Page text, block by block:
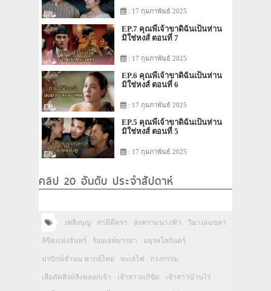
: 17 กุมภาพันธ์ 2025
EP.7 คุณพี่เจ้าขาดิฉันเป็นห่าน
มิใช่หงส์ ตอนที่ 7
: 17 กุมภาพันธ์ 2025
EP.6 คุณพี่เจ้าขาดิฉันเป็นห่าน
มิใช่หงส์ ตอนที่ 6
: 17 กุมภาพันธ์ 2025
EP.5 คุณพี่เจ้าขาดิฉันเป็นห่าน
มิใช่หงส์ ตอนที่ 5
: 17 กุมภาพันธ์ 2025
คลิป 20 อันดับ ประจำสัปดาห์
เพลิงบุญ สามีตีตรา สงครามนางฟ้า วิมานเมขลา
ลิขิตแห่งจันทร์ ร้อยเล่ห์มารยา มธุรสโลกันตร์
ปรปักษ์จำนน พากย์ไทย ทะเลไฟ กรงกรรม
เสือตัดสิงห์ลิงหลอกเจ้า เจ้าสาวแก้ขัด เจ้าสาวบ้านไร่